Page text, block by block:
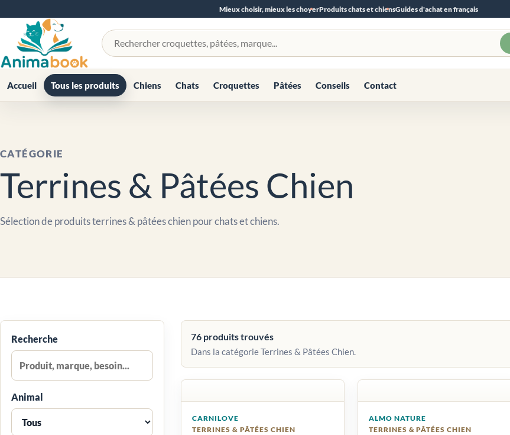
Mieux choisir, mieux les choyerProduits chats et chiensGuides d'achat en français
Rechercher un produit
Accueil Tous les produits Chiens Chats Croquettes Pâtées Conseils Contact
CATÉGORIE
Terrines & Pâtées Chien
Sélection de produits terrines & pâtées chien pour chats et chiens.
Recherche
Animal
76 produits trouvés
Dans la catégorie Terrines & Pâtées Chien.
CARNILOVE
TERRINES & PÂTÉES CHIEN
ALMO NATURE
TERRINES & PÂTÉES CHIEN